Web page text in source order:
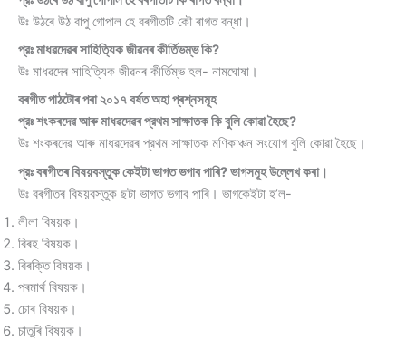
উঃ উঠৰে উঠ বাপু গােপাল হে বৰগীতটি কৌ ৰাগত বন্ধা।
প্রঃ মাধৱদেৱৰ সাহিত্যিক জীৱনৰ কীর্তিভম্ভ কি?
উঃ মাধৱদেৰ সাহিত্যিক জীৱনৰ কীর্তিম্ভ হল- নামঘােষা।
বৰগীত পাঠটোৰ পৰা ২০১৭ বৰ্ষত অহা প্ৰশ্নসমূহ
প্রঃ শংকৰদেৱ আৰু মাধৱদেৱৰ প্রথম সাক্ষাতক কি বুলি কোৱা হৈছে?
উঃ শংকৰদেৱ আৰু মাধৱদেৱৰ প্রথম সাক্ষাতক মণিকাঞ্চন সংযােগ বুলি কোৱা হৈছে।
প্রঃ বৰগীতৰ বিষয়বস্তুক কেইটা ভাগত ভগাব পাৰি? ভাগসমূহ উল্লেখ কৰা।
উঃ বৰগীতৰ বিষয়বস্তুক ছটা ভাগত ভগাব পাৰি। ভাগকেইটা হ’ল-
লীলা বিষয়ক।
বিৰহ বিষয়ক।
বিৰক্তি বিষয়ক।
পৰমাৰ্থ বিষয়ক।
চোৰ বিষয়ক।
চাতুৰি বিষয়ক।